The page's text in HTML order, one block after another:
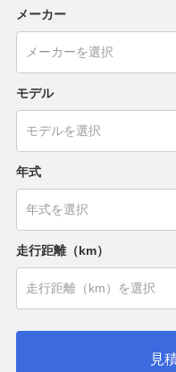
メーカー
モデル
年式
走行距離（km）
見